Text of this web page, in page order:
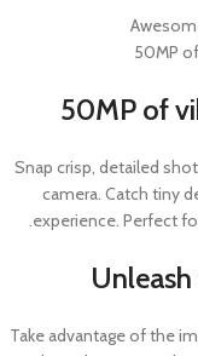
50MP of
Snap crisp, detailed
camera. Catch tiny
experience. Perfect
Take advantage of the